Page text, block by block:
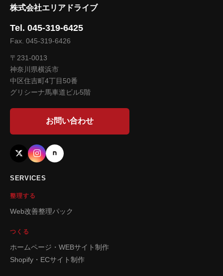
株式会社エリアドライブ
Tel. 045-319-6425
Fax. 045-319-6426
〒231-0013
神奈川県横浜市
中区住吉町4丁目50番
グリシーナ馬車道ビル5階
お問い合わせ
SERVICES
整理する
Web改善整理パック
つくる
ホームページ・WEBサイト制作
Shopify・ECサイト制作